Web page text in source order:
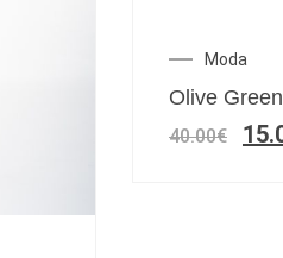
Moda
Olive
40.00€